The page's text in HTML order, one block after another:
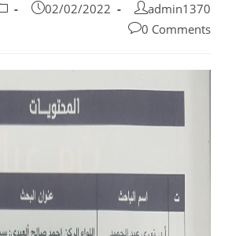
admin1370
02/02/2022
0 Comments